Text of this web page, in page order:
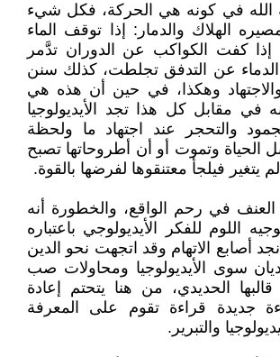
في كونه هي الحركة، فكل شيء
الهلاك والدمار: إذا توقف الماء
إذا كفت الكواكب عن الدوران تدَّمر
الدماء عن التدفق تجلطت، كذلك سنن
والاجتهاد وهكذا، في حين أن هذه هي
في مقابل كل هذا تجد الأيديولوجيا
والتحجر عند اجتهاد ما ولحظة
الحياة وتموت أو أن أطروحاتها تصبح
يتغير فيلجأ معتنقوها لفرضها بالقوة.
العنف في رحم الواقع، والخطورة أنه
اللوم للفكر الأيديولوجي باعتباره
أصابع الاتهام وقد اتجهت نحو الدين
سوى الأيديولوجيا ومحاولات صب
الحديدي، من هنا يتحتم إعادة
جديدة قراءة تقوم على المعرفة
والتبرير.